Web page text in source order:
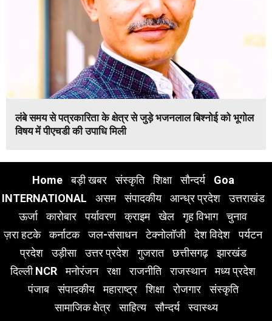
लंबे समय से पत्रकारिता के क्षेत्र से जुड़े भजनलाल बिश्नोई को भूगोल
विषय में पीएचडी की उपाधि मिली
Home बड़ी खबर संस्कृति शिक्षा सौन्दर्य
Goa
INTERNATIONAL
असम संपादकीय आन्ध्र प्रदेश
उत्तराखंड
ऊर्जा
कारोबार पर्यावरण क्राइम खेल गृह विभाग
चुनाव
ज़रा हटके
कर्नाटक जल-संसाधन टेक्नोलॉजी देश विदेश
पर्यटन
प्रदेश
उड़ीसा उत्तर प्रदेश गुजरात छत्तीसगढ़
झारखंड
दिल्ली NCR
मनोरंजन रक्षा राजनीति राजस्थान
मध्य प्रदेश
पंजाब
संपादकीय महाराष्ट्र शिक्षा रोजगार
संस्कृति
सामाजिक क्षेत्र
साहित्य सौन्दर्य स्वास्थ्य